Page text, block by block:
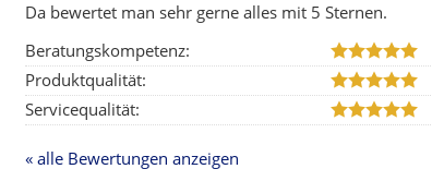
Da bewertet man sehr gerne alles mit 5 Sternen.
Beratungskompetenz:
Produktqualität:
Servicequalität:
« alle Bewertungen anzeigen